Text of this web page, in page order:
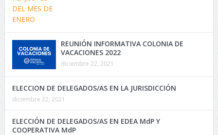
REUNIÓN INFORMATIVA COLONIA DE
VACACIONES 2022
diciembre 22, 2021
ELECCION DE DELEGADOS/AS EN LA JURISDICCIÓN
diciembre 22, 2021
ELECCIÓN DE DELEGADOS/AS EN EDEA MdP Y
COOPERATIVA MdP